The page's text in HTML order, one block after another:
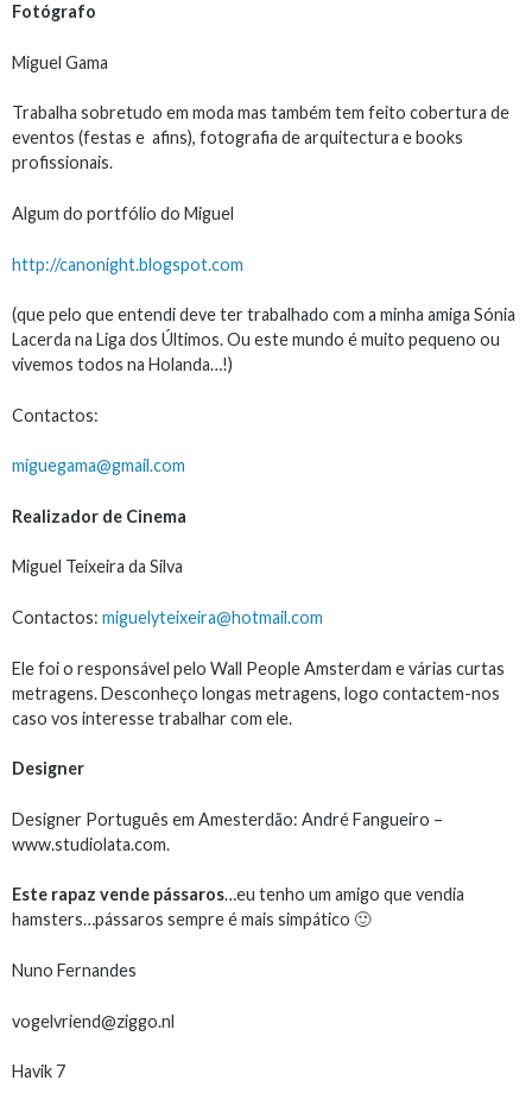
Fotógrafo
Miguel Gama
Trabalha sobretudo em moda mas também tem feito cobertura de
eventos (festas e afins), fotografia de arquitectura e books
profissionais.
Algum do portfólio do Miguel
http://canonight.blogspot.com
(que pelo que entendi deve ter trabalhado com a minha amiga Sónia
Lacerda na Liga dos Últimos. Ou este mundo é muito pequeno ou
vivemos todos na Holanda…!)
Contactos:
miguegama@gmail.com
Realizador de Cinema
Miguel Teixeira da Silva
Contactos: miguelyteixeira@hotmail.com
Ele foi o responsável pelo Wall People Amsterdam e várias curtas
metragens. Desconheço longas metragens, logo contactem-nos
caso vos interesse trabalhar com ele.
Designer
Designer Português em Amesterdão: André Fangueiro –
www.studiolata.com.
Este rapaz vende pássaros…eu tenho um amigo que vendia
hamsters…pássaros sempre é mais simpático 🙂
Nuno Fernandes
vogelvriend@ziggo.nl
Havik 7